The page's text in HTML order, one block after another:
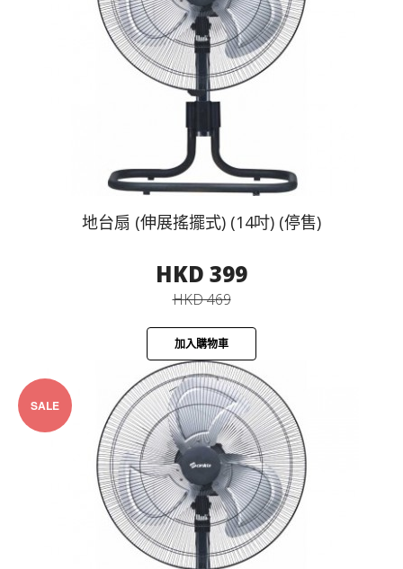
地台扇 (伸展搖擺式) (14吋) (停售)
HKD 399
HKD 469
加入購物車
SALE